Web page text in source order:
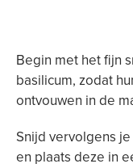
Begin met het fijn
basilicum, zodat
ontvouwen in de
Snijd vervolgens
en plaats deze in